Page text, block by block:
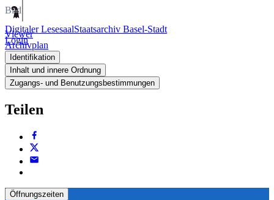
Digitaler LesesaalStaatsarchiv Basel-Stadt
Login
Bild
Viewer
Archivplan
Identifikation
Inhalt und innere Ordnung
Zugangs- und Benutzungsbestimmungen
Teilen
Öffnungszeiten